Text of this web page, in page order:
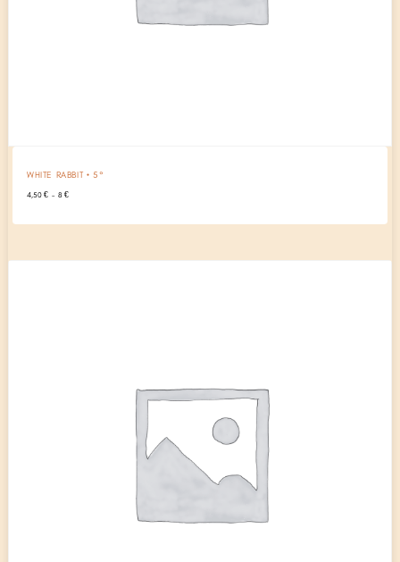
WHITE RABBIT • 5°
4,50 € – 8 €Plage